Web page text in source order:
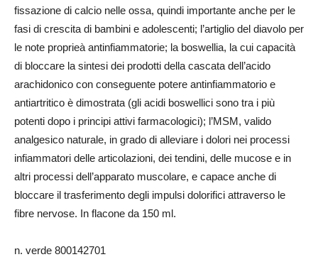
fissazione di calcio nelle ossa, quindi importante anche per le
fasi di crescita di bambini e adolescenti; l’artiglio del diavolo per
le note proprieà antinfiammatorie; la boswellia, la cui capacità
di bloccare la sintesi dei prodotti della cascata dell’acido
arachidonico con conseguente potere antinfiammatorio e
antiartritico è dimostrata (gli acidi boswellici sono tra i più
potenti dopo i principi attivi farmacologici); l’MSM, valido
analgesico naturale, in grado di alleviare i dolori nei processi
infiammatori delle articolazioni, dei tendini, delle mucose e in
altri processi dell’apparato muscolare, e capace anche di
bloccare il trasferimento degli impulsi dolorifici attraverso le
fibre nervose. In flacone da 150 ml.
n. verde 800142701